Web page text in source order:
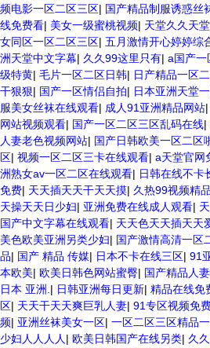
频电影一区二区三区| 国产精品制服诱惑丝
线免费看| 美女一级蜜桃视频| 天堂久久天
女同区一区二区三区| 五月激情开心婷婷综
洲天堂中文字幕| 久久99这里只有| a国产一
级特黄| 毛片一区二区日韩| 日产精品一区
干狠狠| 国产一区情侣自拍| 日本亚洲天堂
服美女丝袜在线观看| 成人91亚洲精品网站|
网站视频观看| 国产一区二区三区乱码在线|
人妻老色视频网站| 国产日韩欧美一区二区
区| 视频一区二区三卡在线观看| a天堂官网
洲熟女av一区二区在线观看| 日韩在线不卡
免费| 天天插天天干天天摸| 久热99视频精品
天操天天日少妇| 亚洲免费在线成人观看|
国产中文字幕在线观看| 天天色天天插天天
美色欧美亚洲另类少妇| 国产激情高清一区
品| 国产 精品 传媒| 日本不卡在线三区| 91
本欧美| 欧美日韩色网站蜜臀| 国产精品人
日本 亚洲. | 日韩亚洲每日更新| 精品在线免
区| 天天干天天爽巨乳人妻| 91专区视频免
频| 亚洲丝袜美女一区| 一区二区三区精品
少妇人人人人 | 欧美日韩国产在线另类| 久